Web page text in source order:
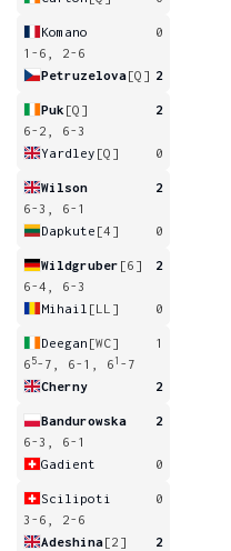
Komano
0
1-6, 2-6
Petruzelova[Q] 2
Puk [Q]
2
6-2, 6-3
Yardley [Q] 0
Wilson
2
6-3, 6-1
Dapkute [4] 0
Wildgruber [6]
2
6-4, 6-3
Mihail [LL] 0
Deegan [WC]
1
6 5-7, 6-1, 6 1 -7
Cherny
2
Bandurowska
2
6-3, 6-1
Gadient
0
Scilipoti
0
3-6, 2-6
Adeshina[2] 2